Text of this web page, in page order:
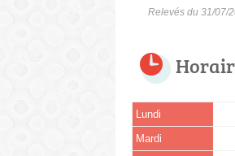
Relevés du 31/07/
Lundi
Mardi